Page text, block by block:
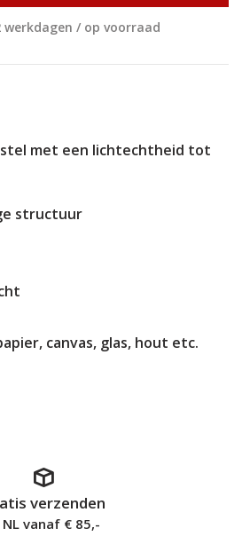
/ op voorraad
met een lichtechtheid tot
structuur
canvas, glas, hout etc.
verzenden
NL vanaf € 85,-